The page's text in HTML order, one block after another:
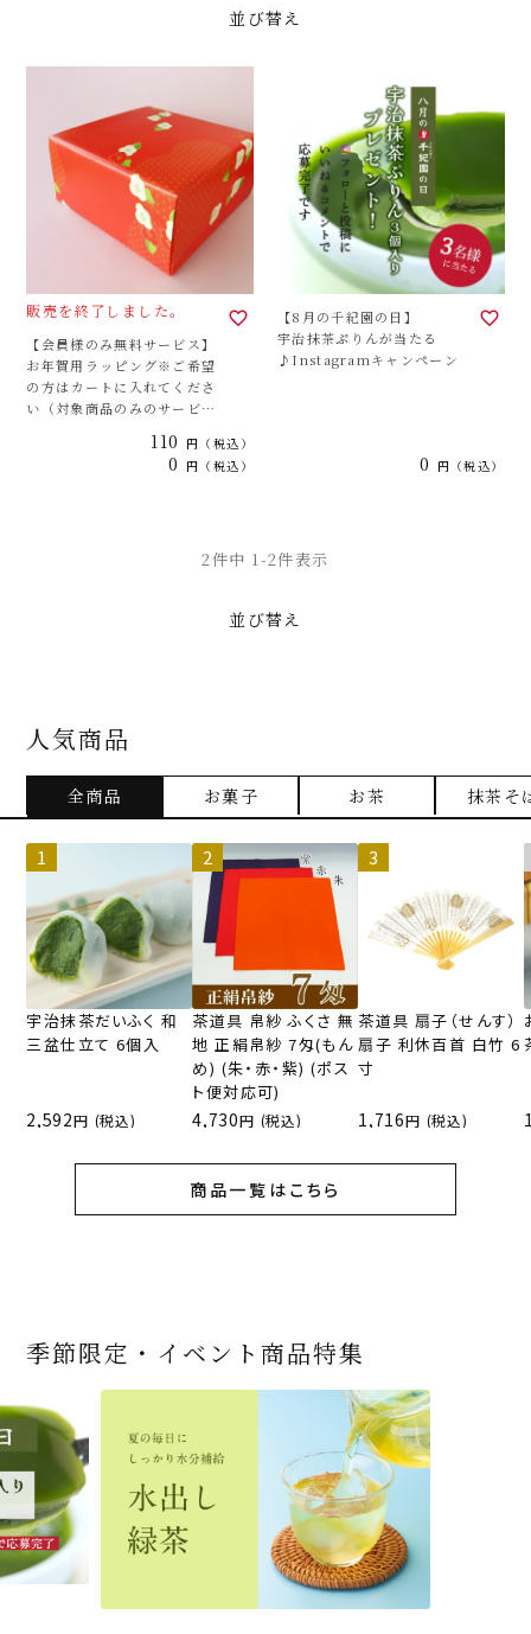
並び替え
販売を終了しました。
【会員様のみ無料サービス】
お年賀用ラッピング※ご希望
の方はカートに入れてくださ
い（対象商品のみのサービス
110 税込
0 税込
【8月の千紀園の日】
宇治抹茶ぷりんが当たる
♪Instagramキャンペーン
0 税込
並び替え
2件中 1 -2件表示
人気商品
全商品 お菓子 お茶 抹茶そ
宇治抹茶だいふく 和
三盆仕立て 6個入
2,592 (税込)
茶道具 帛紗 ふくさ 無
地 正絹帛紗 7匁(もん
め) (朱・赤・紫) (ポス
ト便対応可)
4,730 (税込)
茶道具 扇子（せんす）
扇子 利休百首 白竹 6
寸
1,716 (税込)
商品一覧はこちら
宇治抹茶だいふく 和
三盆仕立て 6個入
2,592 (税込)
お茶屋の京都 宇治抹
1,743 (税込)
近江米と日本酒の「み
ずかがみ」パウンドケ
ーキ（カット）-単品-
540 (税込)
商品一覧はこちら
緑茶ティーパック（セ
ンパックシリーズ） 5g
×50袋
864 (税込)
ありがとう メッセージ
付き緑茶ティーバッグ
410 (税込)
【季節限定】水出し緑
茶詰合せ 気軽に愉し
むセット
1,420
商品一覧はこちら
宇治抹茶そば3袋・そ
ばつゆ6袋（6人前）セ
ット 化粧箱（カート
ン/ギフトボックス）
3,032 (税込)
宇治抹茶そば２袋・そ
2,278 (税込)
【送料込み】宇治抹茶
そば160ｇ×2袋（4人
前）＋特撰そばつゆ4
個（ポスト便）
2,028
商品一覧はこちら
老舗茶舗の宇治抹茶
かすていらと宇治冠煎
茶の詰合せ
4,112 (税込)
宇治抹茶焼き菓子詰
4,511 (税込)
老舗茶舗のひやひやス
イーツセット 3種6個
3,356 (税込)
商品一覧はこちら
茶道具 帛紗 ふくさ 無
地 正絹帛紗 7匁(もん
め) (朱・赤・紫) (ポス
ト便対応可)
4,730 (税込)
茶道具 扇子（せんす）
扇子 利休百首 白竹 6
1,716 (税込)
おとなのお稽古セット
女子用 裏千家 茶道具
16,500
商品一覧はこちら
季節限定・イベント商品特集